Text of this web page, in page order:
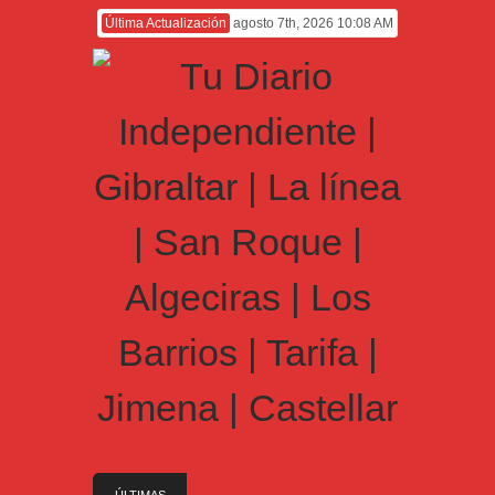
Última Actualización agosto 7th, 2026 10:08 AM